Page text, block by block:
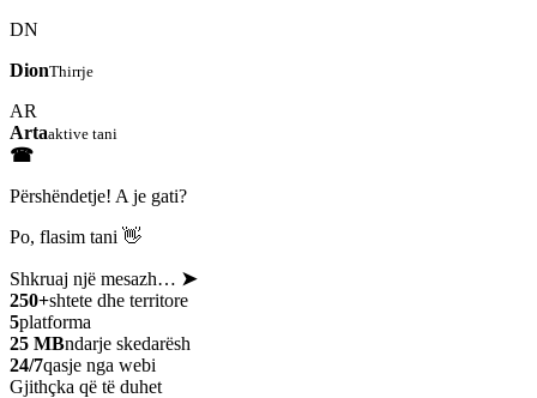
DN
DionThirrje
AR
Artaaktive tani
☎
Përshëndetje! A je gati?
Po, flasim tani 👋
Shkruaj një mesazh… ➤
250+shtete dhe territore
5platforma
25 MBndarje skedarësh
24/7qasje nga webi
Gjithçka që të duhet